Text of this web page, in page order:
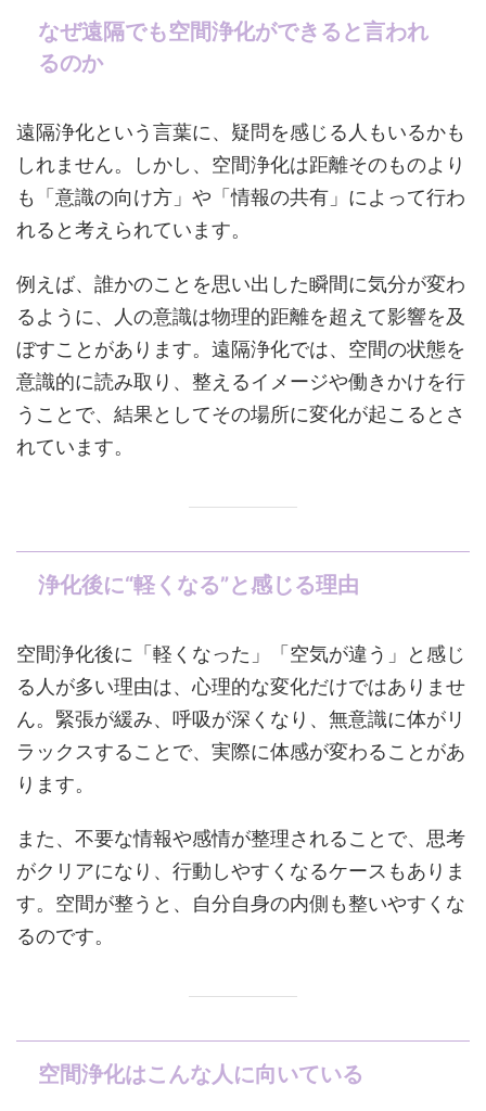
なぜ遠隔でも空間浄化ができると言われ
るのか
遠隔浄化という言葉に、疑問を感じる人もいるかも
しれません。しかし、空間浄化は距離そのものより
も「意識の向け方」や「情報の共有」によって行わ
れると考えられています。
例えば、誰かのことを思い出した瞬間に気分が変わ
るように、人の意識は物理的距離を超えて影響を及
ぼすことがあります。遠隔浄化では、空間の状態を
意識的に読み取り、整えるイメージや働きかけを行
うことで、結果としてその場所に変化が起こるとさ
れています。
浄化後に“軽くなる”と感じる理由
空間浄化後に「軽くなった」「空気が違う」と感じ
る人が多い理由は、心理的な変化だけではありませ
ん。緊張が緩み、呼吸が深くなり、無意識に体がリ
ラックスすることで、実際に体感が変わることがあ
ります。
また、不要な情報や感情が整理されることで、思考
がクリアになり、行動しやすくなるケースもありま
す。空間が整うと、自分自身の内側も整いやすくな
るのです。
空間浄化はこんな人に向いている